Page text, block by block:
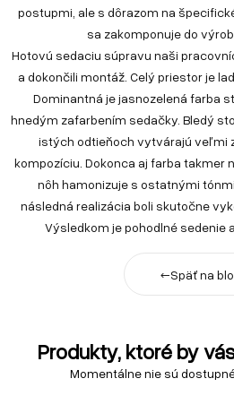
postupmi, ale s dôrazom na
sa zakomponuje do
Hotovú sedaciu súpravu naši
a dokončili montáž. Celý priestor je
Dominantná je jasnozelená farba
hnedým zafarbením sedačky. Bledý
istých odtieňoch vytvárajú veľmi
kompozíciu. Dokonca aj farba
nôh hamonizuje s ostatnými
následná realizácia boli skutočne
Výsledkom je pohodlné sedenie
←Späť na
Produkty, ktoré by
Momentálne nie sú